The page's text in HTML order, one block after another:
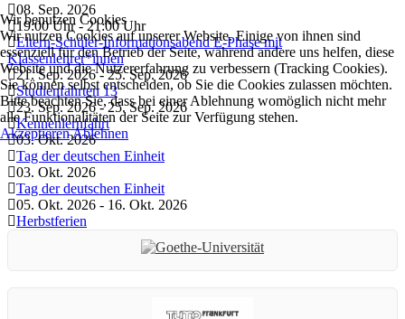
08. Sep. 2026
19:00 Uhr-21:00 Uhr
Eltern-Schüler-Informationsabend E-Phase mit
Klassenlehrer*innen
21. Sep. 2026 -25. Sep. 2026
Studienfahrten 13
23. Sep. 2026 -25. Sep. 2026
Kennenlernfahrt
03. Okt. 2026
Tag der deutschen Einheit
03. Okt. 2026
Tag der deutschen Einheit
05. Okt. 2026 - 16. Okt. 2026
Herbstferien
Wir benutzen Cookies
Wir nutzen Cookies auf unserer Website. Einige von ihnen sind
essenziell für den Betrieb der Seite, während andere uns helfen, diese
Website und die Nutzererfahrung zu verbessern (Tracking Cookies).
Sie können selbst entscheiden, ob Sie die Cookies zulassen möchten.
Bitte beachten Sie, dass bei einer Ablehnung womöglich nicht mehr
alle Funktionalitäten der Seite zur Verfügung stehen.
AkzeptierenAblehnen